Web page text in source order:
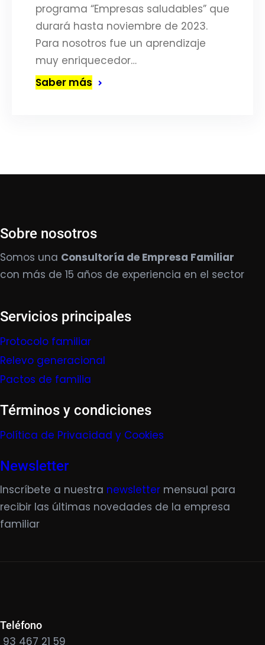
programa “Empresas saludables” que
durará hasta noviembre de 2023.
Para nosotros fue un aprendizaje
muy enriquecedor…
Saber más
Sobre nosotros
Somos una Consultoría de Empresa Familiar
con más de 15 años de experiencia en el sector
Servicios principales
Protocolo familiar
Relevo generacional
Pactos de familia
Términos y condiciones
Política de Privacidad y Cookies
Newsletter
Inscríbete a nuestra newsletter mensual para
recibir las últimas novedades de la empresa
familiar
Teléfono
93 467 21 59